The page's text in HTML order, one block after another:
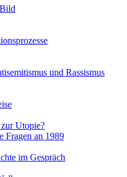
und Rassismus
Utopie?
Fragen an 1989
im Gespräch